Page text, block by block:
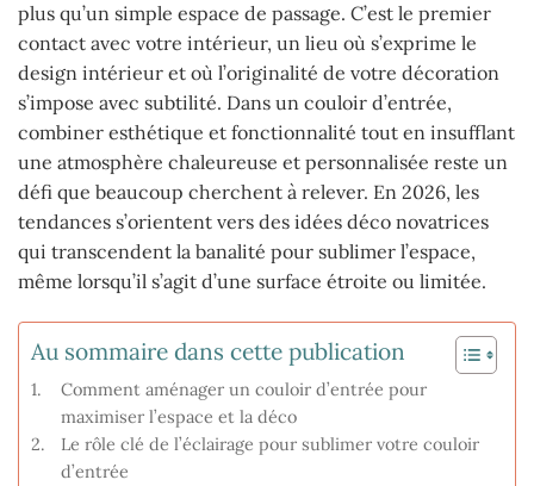
plus qu’un simple espace de passage. C’est le premier
contact avec votre intérieur, un lieu où s’exprime le
design intérieur et où l’originalité de votre décoration
s’impose avec subtilité. Dans un couloir d’entrée,
combiner esthétique et fonctionnalité tout en insufflant
une atmosphère chaleureuse et personnalisée reste un
défi que beaucoup cherchent à relever. En 2026, les
tendances s’orientent vers des idées déco novatrices
qui transcendent la banalité pour sublimer l’espace,
même lorsqu’il s’agit d’une surface étroite ou limitée.
Au sommaire dans cette publication
Comment aménager un couloir d’entrée pour
maximiser l’espace et la déco
Le rôle clé de l’éclairage pour sublimer votre couloir
d’entrée